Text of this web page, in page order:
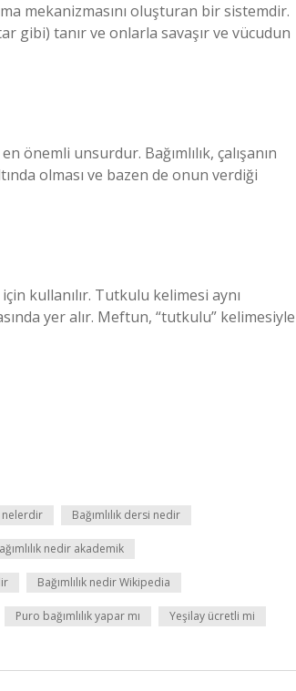
mekanizmasını oluşturan bir sistemdir.
gibi) tanır ve onlarla savaşır ve vücudun
önemli unsurdur. Bağımlılık, çalışanın
olması ve bazen de onun verdiği
kullanılır. Tutkulu kelimesi aynı
yer alır. Meftun, “tutkulu” kelimesiyle
nelerdir Bağımlılık dersi nedir
nedir akademik
Bağımlılık nedir Wikipedia
Puro bağımlılık yapar mı Yeşilay ücretli mi